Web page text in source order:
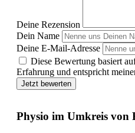
Deine Rezension
Dein Name
Deine E-Mail-Adresse
Diese Bewertung basiert
Erfahrung und entspricht
Jetzt bewerten
Physio im Umkreis von